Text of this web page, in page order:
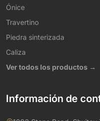
Ónice
Travertino
Piedra sinterizada
Caliza
Ver todos los productos →
Información de